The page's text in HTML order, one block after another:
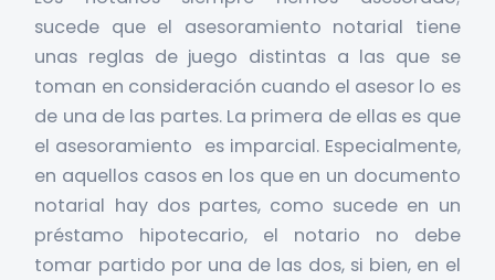
sucede que el asesoramiento notarial tiene
unas reglas de juego distintas a las que se
toman en consideración cuando el asesor lo es
de una de las partes. La primera de ellas es que
el asesoramiento es imparcial. Especialmente,
en aquellos casos en los que en un documento
notarial hay dos partes, como sucede en un
préstamo hipotecario, el notario no debe
tomar partido por una de las dos, si bien, en el